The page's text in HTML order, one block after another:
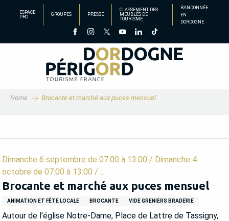
principal
ESPACE
PRO
GROUPES PRESSE
CLASSEMENT DES
MEUBLÉS DE
TOURISME
RANDONNÉE
EN
DORDOGNE
Home Brocante et marché aux puces mensuel
Dimanche 6 septembre de 07:00 à 13:00 / Dimanche 4
octobre de 07:00 à 13:00 / ...
Brocante et marché aux puces mensuel
ANIMATION ET FÊTE LOCALE BROCANTE VIDE GRENIERS BRADERIE
Autour de l'église Notre-Dame, Place de Lattre de Tassigny,